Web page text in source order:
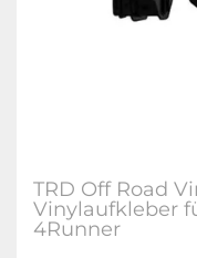
TRD Off Road
Vinylaufkleber
4Runner